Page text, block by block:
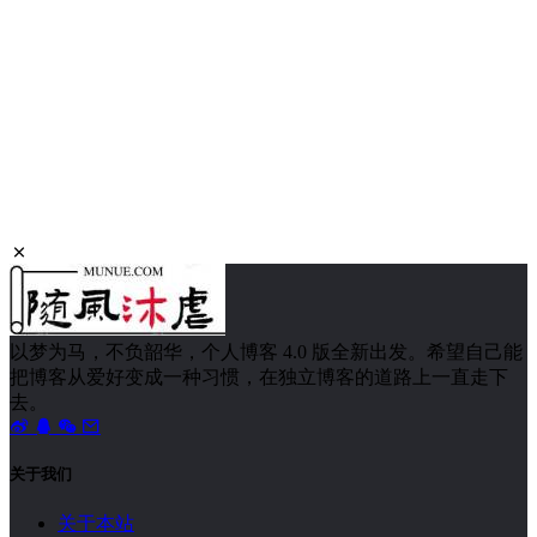
以梦为马，不负韶华，个人博客 4.0 版全新出发。希望自己能
把博客从爱好变成一种习惯，在独立博客的道路上一直走下
去。
关于我们
关于本站